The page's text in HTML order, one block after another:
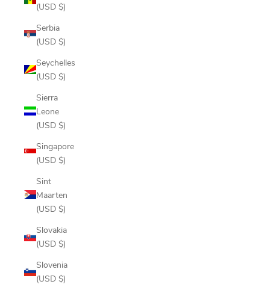
(USD $)
Serbia
(USD $)
Seychelles
(USD $)
Sierra
Leone
(USD $)
Singapore
(USD $)
Sint
Maarten
(USD $)
Slovakia
(USD $)
Slovenia
(USD $)